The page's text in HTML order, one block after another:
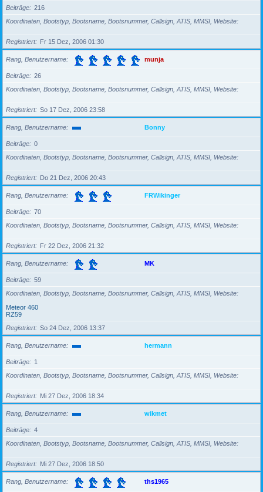
Beiträge
216
Koordinaten, Bootstyp, Bootsname, Bootsnummer, Callsign, ATIS, MMSI, Website
Registriert Fr 15 Dez, 2006 01:30
Rang, Benutzername munja
Beiträge
26
Koordinaten, Bootstyp, Bootsname, Bootsnummer, Callsign, ATIS, MMSI, Website
Registriert So 17 Dez, 2006 23:58
Rang, Benutzername Bonny
Beiträge
0
Koordinaten, Bootstyp, Bootsname, Bootsnummer, Callsign, ATIS, MMSI, Website
Registriert Do 21 Dez, 2006 20:43
Rang, Benutzername FRWikinger
Beiträge
70
Koordinaten, Bootstyp, Bootsname, Bootsnummer, Callsign, ATIS, MMSI, Website
Registriert Fr 22 Dez, 2006 21:32
Rang, Benutzername MK
Beiträge
59
Koordinaten, Bootstyp, Bootsname, Bootsnummer, Callsign, ATIS, MMSI, Website
Meteor 460
RZ59
Registriert
So 24 Dez, 2006 13:37
Rang, Benutzername hermann
Beiträge
1
Koordinaten, Bootstyp, Bootsname, Bootsnummer, Callsign, ATIS, MMSI, Website
Registriert Mi 27 Dez, 2006 18:34
Rang, Benutzername wikmet
Beiträge
4
Koordinaten, Bootstyp, Bootsname, Bootsnummer, Callsign, ATIS, MMSI, Website
Registriert Mi 27 Dez, 2006 18:50
Rang, Benutzername ths1965